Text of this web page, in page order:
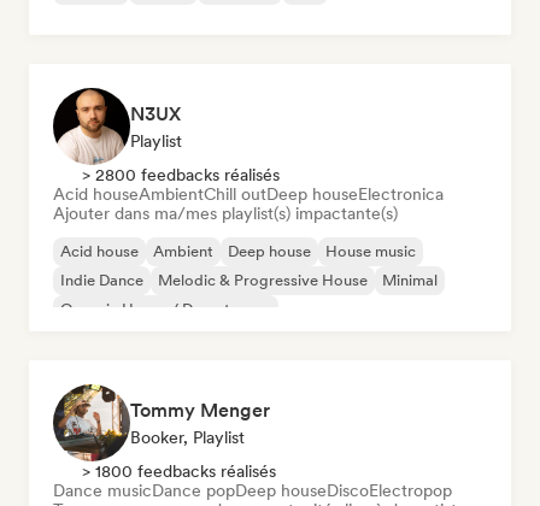
N3UX
Playlist
> 2800 feedbacks réalisés
Acid houseAmbientChill outDeep houseElectronica
Ajouter dans ma/mes playlist(s) impactante(s)
Acid house Ambient Deep house
House music
Indie Dance
Melodic & Progressive House
Minimal
Organic House / Downtempo
Tommy Menger
Booker, Playlist
> 1800 feedbacks réalisés
Dance musicDance popDeep houseDiscoElectropop